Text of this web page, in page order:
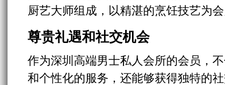
厨艺大师组成，以精湛的烹饪技艺为
尊贵礼遇和社交机会
作为深圳高端男士私人会所的会员，
和个性化的服务，还能够获得独特的